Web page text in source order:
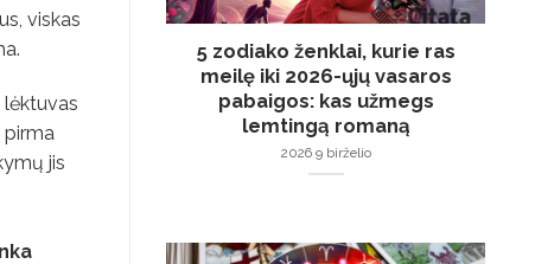
viskas
lėktuvas
pirma
jis
5 zodiako ženklai, kurie ras
meilę iki 2026-ųjų vasaros
pabaigos: kas užmegs
lemtingą romaną
2026 9 birželio